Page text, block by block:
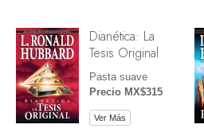
Dianética: La
Tesis Original
Pasta suave
Precio MX$315
Ver Más